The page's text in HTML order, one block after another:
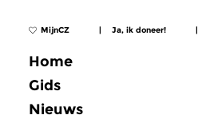
MijnCZ | Ja, ik doneer! |
Home
Gids
Nieuws